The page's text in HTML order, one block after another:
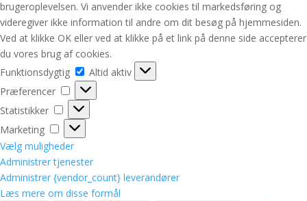
brugeroplevelsen. Vi anvender ikke cookies til markedsføring og
videregiver ikke information til andre om dit besøg på hjemmesiden.
Ved at klikke OK eller ved at klikke på et link på denne side accepterer
du vores brug af cookies.
Funktionsdygtig
Funktionsdygtig
Altid aktiv
Præferencer
Præferencer
Statistikker
Statistikker
Marketing
Marketing
Vælg muligheder
Administrer tjenester
Administrer {vendor_count} leverandører
Læs mere om disse formål